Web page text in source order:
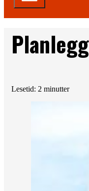
Lesetid: 2 minutter